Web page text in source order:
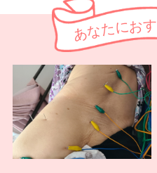
あなたにおす